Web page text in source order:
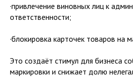
·привлечение виновных лиц к
ответственности;
·блокировка карточек товаров на
Это создаёт стимул для бизнеса
маркировки и снижает долю